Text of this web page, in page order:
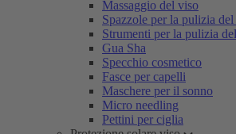
Massaggio del viso
Spazzole per la pulizia
Strumenti per la pulizia
Gua Sha
Specchio cosmetico
Fasce per capelli
Maschere per il sonno
Micro needling
Pettini per ciglia